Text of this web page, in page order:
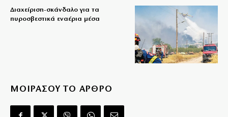
Διαχείριση-σκάνδαλο για τα
πυροσβεστικά εναέρια μέσα
ΜΟΙΡΑΣΟΥ ΤΟ ΑΡΘΡΟ